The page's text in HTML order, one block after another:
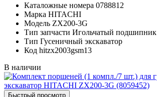
Каталожные номера 0788812
Марка HITACHI
Модель ZX200-3G
Тип запчасти Игольчатый подшипник
Тип Гусеничный экскаватор
Код hitzx2003gsm13
В наличии